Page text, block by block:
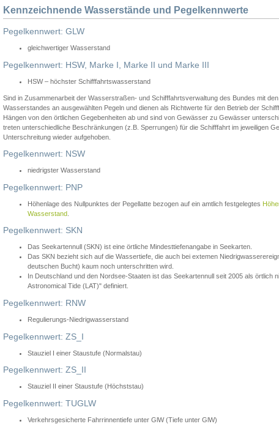
Kennzeichnende Wasserstände und Pegelkennwerte
Pegelkennwert: GLW
gleichwertiger Wasserstand
Pegelkennwert: HSW, Marke I, Marke II und Marke III
HSW – höchster Schifffahrtswasserstand
Sind in Zusammenarbeit der Wasserstraßen- und Schifffahrtsverwaltung des Bundes mit
Wasserstandes an ausgewählten Pegeln und dienen als Richtwerte für den Betrieb der
Hängen von den örtlichen Gegebenheiten ab und sind von Gewässer zu Gewässer
treten unterschiedliche Beschränkungen (z.B. Sperrungen) für die Schifffahrt im jeweiligen
Unterschreitung wieder aufgehoben.
Pegelkennwert: NSW
niedrigster Wasserstand
Pegelkennwert: PNP
Höhenlage des Nullpunktes der Pegellatte bezogen auf ein amtlich festgelegtes
Wasserstand
Pegelkennwert: SKN
Das Seekartennull (SKN) ist eine örtliche Mindesttiefenangabe in Seekarten.
Das SKN bezieht sich auf die Wassertiefe, die auch bei extemen
deutschen Bucht) kaum noch unterschritten wird.
In Deutschland und den Nordsee-Staaten ist das Seekartennull seit 2005 als
Astronomical Tide (LAT)" definiert.
Pegelkennwert: RNW
Regulierungs-Niedrigwasserstand
Pegelkennwert: ZS_I
Stauziel I einer Staustufe (Normalstau)
Pegelkennwert: ZS_II
Stauziel II einer Staustufe (Höchststau)
Pegelkennwert: TUGLW
Verkehrsgesicherte Fahrrinnentiefe unter GlW (Tiefe unter GlW)